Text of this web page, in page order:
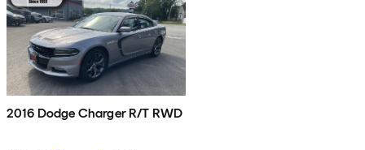
2016 Dodge Charger R/T RWD